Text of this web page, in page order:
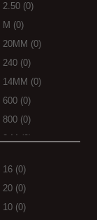
PURPLE
blanca
2.50 (0)
M (0)
20MM (0)
240 (0)
14MM (0)
600 (0)
800 (0)
2 M (0)
1,10M
2,5M (0)
21MM
16 (0)
20 (0)
10 (0)